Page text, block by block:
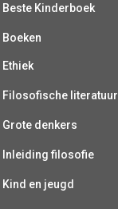
Beste Kinderboek
Boeken
Ethiek
Filosofische literatuur
Grote denkers
Inleiding filosofie
Kind en jeugd